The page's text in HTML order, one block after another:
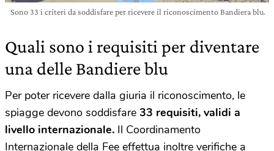
Sono 33 i criteri da soddisfare per ricevere il riconoscimento Bandiera blu.
Quali sono i requisiti per diventare
una delle Bandiere blu
Per poter ricevere dalla giuria il riconoscimento, le
spiagge devono soddisfare 33 requisiti, validi a
livello internazionale. Il Coordinamento
Internazionale della Fee effettua inoltre verifiche a